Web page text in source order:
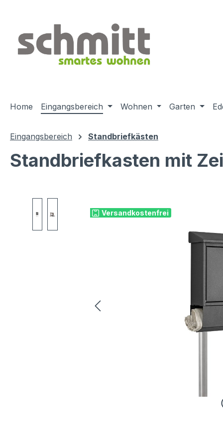
Home Eingangsbereich Wohnen Garten
Eingangsbereich Standbriefkästen
Standbriefkasten mit
Versandkostenfrei